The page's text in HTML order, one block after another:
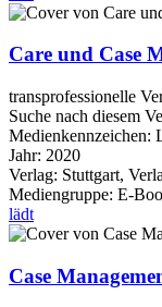
Care und Case
transprofessionelle
Suche nach diesem
Medienkennzeichen:
Jahr: 2020
Verlag: Stuttgart,
Mediengruppe: E-
lädt
Case